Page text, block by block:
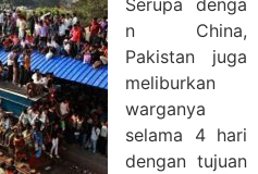
n China,
Pakistan juga
meliburkan
warganya
selama 4 hari
dengan tujuan